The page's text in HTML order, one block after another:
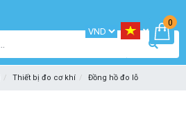
0
Thiết bị đo cơ khí Đồng hồ đo lỗ